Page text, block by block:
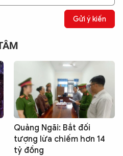
Gửi ý kiến
Quảng Ngãi: Bắt đối
tượng lừa chiếm hơn 14
tỷ đồng